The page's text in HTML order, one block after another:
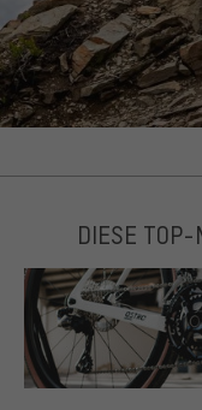
DIESE TOP-